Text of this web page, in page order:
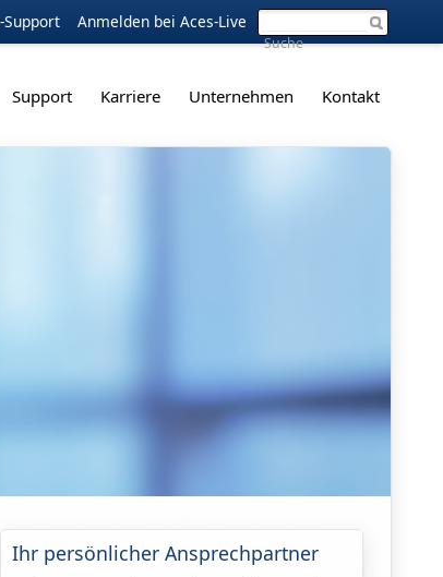
Anmelden bei Aces-Live
Support Karriere Unternehmen Kontakt
Ihr persönlicher Ansprechpartner